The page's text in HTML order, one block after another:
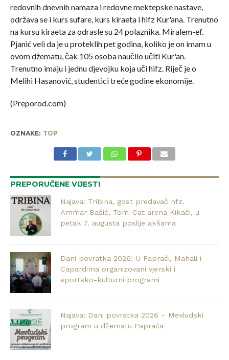
redovnih dnevnih namaza i redovne mektepske nastave,
održava se i kurs sufare, kurs kiraeta i hifz Kur'ana. Trenutno
na kursu kiraeta za odrasle su 24 polaznika. Miralem-ef.
Pjanić veli da je u proteklih pet godina, koliko je on imam u
ovom džematu, čak 105 osoba naučilo učiti Kur'an.
Trenutno imaju i jednu djevojku koja uči hifz. Riječ je o
Melihi Hasanović, studentici treće godine ekonomije.
(Preporod.com)
OZNAKE: TOP
PREPORUČENE VIJESTI
Najava: Tribina, gost predavač hfz.
Ammar Bašić, Tom-Cat arena Kikači, u
petak 7. augusta poslije akšama
Dani povratka 2026: U Papraći, Mahali i
Capardima organizovani vjerski i
sportsko-kulturni programi
Najava: Dani povratka 2026 – Mevludski
program u džematu Papraća